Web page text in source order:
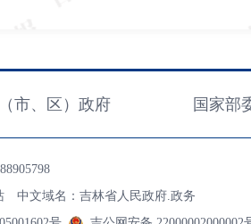
市、区）政府 国家部
中文域名：吉林省人民政府.政务